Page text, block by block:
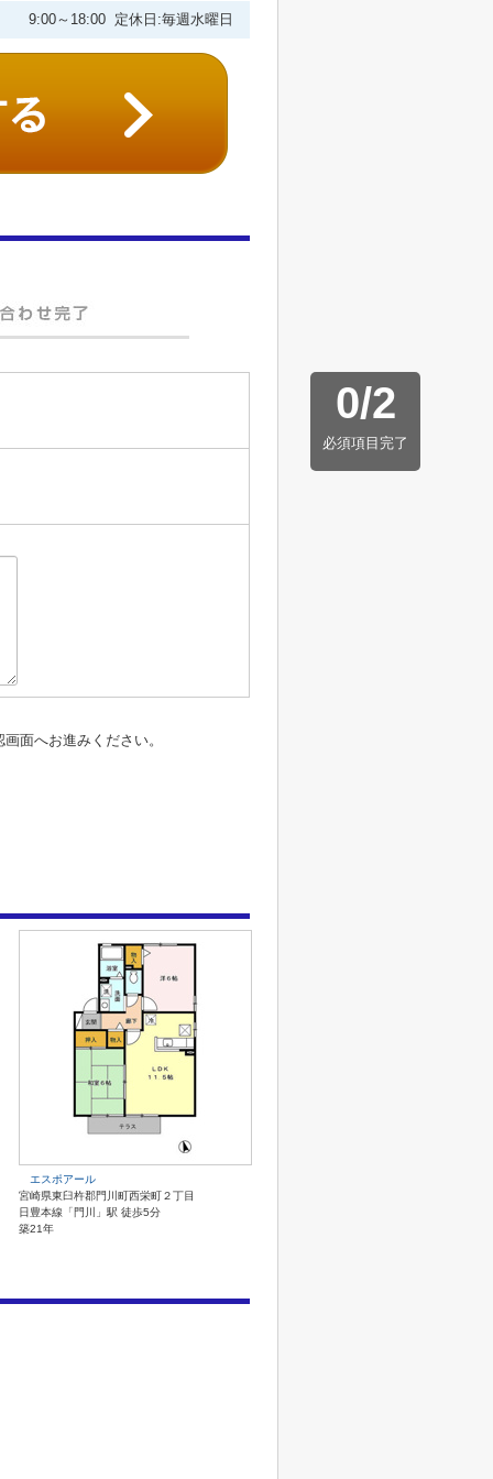
9:00～18:00 定休日:毎週水曜日
0/2
必須項目完了
面へお進みください。
エスポアール
宮崎県東臼杵郡門川町西栄町２丁目
日豊本線「門川」駅 徒歩5分
築21年